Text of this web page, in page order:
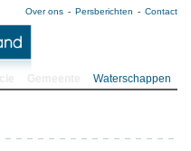
Over ons Persberichten Contact
Waterschappen